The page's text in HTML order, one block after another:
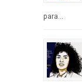
para...